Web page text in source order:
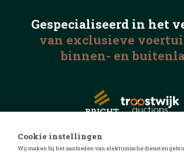
Gespecialiseerd in het
van exclusieve
binnen- en
Cookie instellingen
Wij maken bij het aanbieden van elektronische diensten